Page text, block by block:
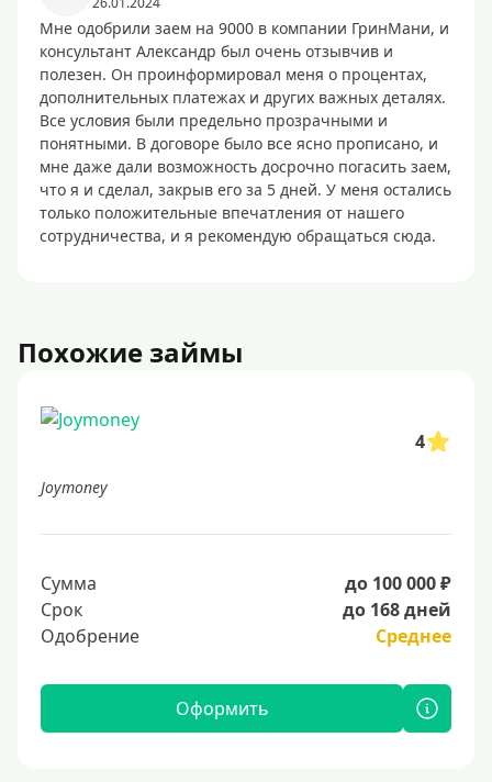
Мне одобрили заем на 9000 в компании ГринМани, и
консультант Александр был очень отзывчив и
полезен. Он проинформировал меня о процентах,
дополнительных платежах и других важных деталях.
Все условия были предельно прозрачными и
понятными. В договоре было все ясно прописано, и
мне даже дали возможность досрочно погасить заем,
что я и сделал, закрыв его за 5 дней. У меня остались
только положительные впечатления от нашего
сотрудничества, и я рекомендую обращаться сюда.
Похожие займы
4
Joymoney
Сумма
до 100 000 ₽
Срок
до 168 дней
Одобрение
Среднее
Оформить